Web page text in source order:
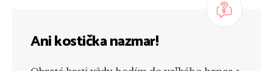
Ani kostička nazmar!